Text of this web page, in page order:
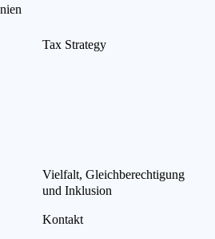
Tax Strategy
Vielfalt, Gleichberechtigung
und Inklusion
Kontakt